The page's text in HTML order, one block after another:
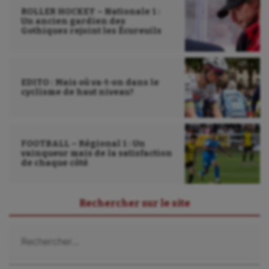
Plongée
Sarbacane
Sport adapté
Sport handicap
Sport-entreprise
Sport-santé
ROLLER HOCKEY – Nationale 1 :
Un ancien gardien des
Gothiques rejoint les Écureuils
EDITO : Mais où va-t-on dans le
cyclisme de haut niveau?
FOOTBALL – Régional 1 : Un
vainqueur mais de la satisfaction
de chaque côté
Rechercher sur le site